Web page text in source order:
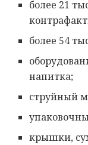
более 21
более 54
напитка;
струйный
крышки,